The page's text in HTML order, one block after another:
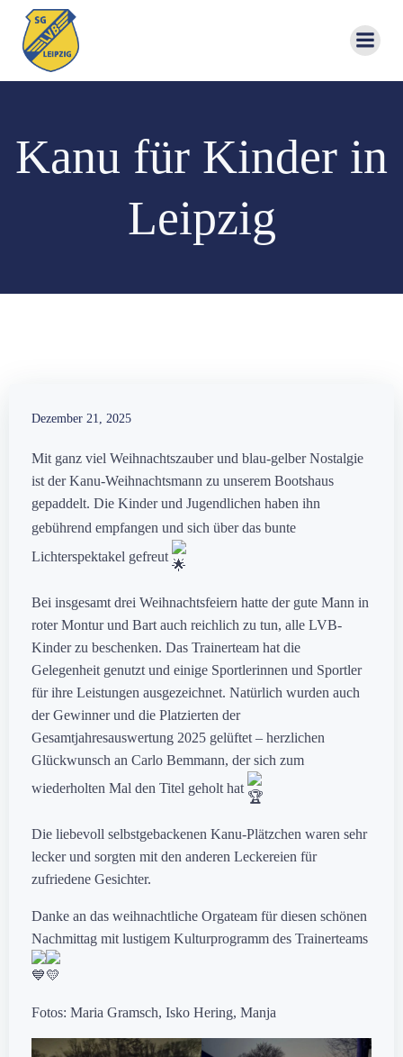
Kanu für Kinder in
Leipzig
Dezember 21, 2025
Mit ganz viel Weihnachtszauber und blau-gelber Nostalgie
ist der Kanu-Weihnachtsmann zu unserem Bootshaus
gepaddelt. Die Kinder und Jugendlichen haben ihn
gebührend empfangen und sich über das bunte
Lichterspektakel gefreut
Bei insgesamt drei Weihnachtsfeiern hatte der gute Mann in
roter Montur und Bart auch reichlich zu tun, alle LVB-
Kinder zu beschenken. Das Trainerteam hat die
Gelegenheit genutzt und einige Sportlerinnen und Sportler
für ihre Leistungen ausgezeichnet. Natürlich wurden auch
der Gewinner und die Platzierten der
Gesamtjahresauswertung 2025 gelüftet – herzlichen
Glückwunsch an Carlo Bemmann, der sich zum
wiederholten Mal den Titel geholt hat
Die liebevoll selbstgebackenen Kanu-Plätzchen waren sehr
lecker und sorgten mit den anderen Leckereien für
zufriedene Gesichter.
Danke an das weihnachtliche Orgateam für diesen schönen
Nachmittag mit lustigem Kulturprogramm des Trainerteams
Fotos: Maria Gramsch, Isko Hering, Manja